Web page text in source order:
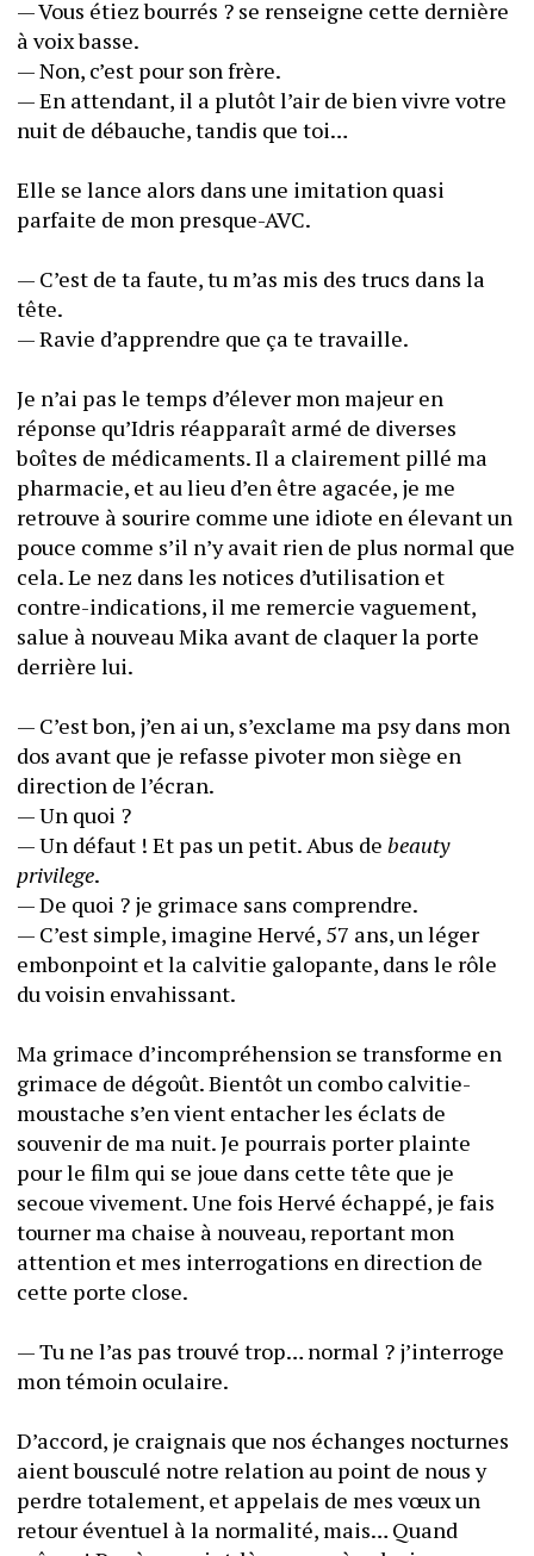
— Vous étiez bourrés ? se renseigne cette dernière
à voix basse.
— En attendant, il a plutôt l’air de bien vivre votre
nuit de débauche, tandis que toi…
Elle se lance alors dans une imitation quasi
— C’est de ta faute, tu m’as mis des trucs dans la
tête.
Je n’ai pas le temps d’élever mon majeur en
réponse qu’Idris réapparaît armé de diverses
boîtes de médicaments. Il a clairement pillé ma
pharmacie, et au lieu d’en être agacée, je me
retrouve à sourire comme une idiote en élevant un
pouce comme s’il n’y avait rien de plus normal que
cela. Le nez dans les notices d’utilisation et
contre-indications, il me remercie vaguement,
salue à nouveau Mika avant de claquer la porte
derrière lui.
— C’est bon, j’en ai un, s’exclame ma psy dans mon
dos avant que je refasse pivoter mon siège en
direction de l’écran.
— Un quoi ?
— Un défaut ! Et pas un petit. Abus de beauty
privilege.
— De quoi ? je grimace sans comprendre.
— C’est simple, imagine Hervé, 57 ans, un léger
embonpoint et la calvitie galopante, dans le rôle
du voisin envahissant.
Ma grimace d’incompréhension se transforme en
grimace de dégoût. Bientôt un combo calvitie-
moustache s’en vient entacher les éclats de
souvenir de ma nuit. Je pourrais porter plainte
pour le film qui se joue dans cette tête que je
secoue vivement. Une fois Hervé échappé, je fais
tourner ma chaise à nouveau, reportant mon
attention et mes interrogations en direction de
cette porte close.
— Tu ne l’as pas trouvé trop… normal ? j’interroge
mon témoin oculaire.
D’accord, je craignais que nos échanges nocturnes
aient bousculé notre relation au point de nous y
perdre totalement, et appelais de mes vœux un
retour éventuel à la normalité, mais… Quand